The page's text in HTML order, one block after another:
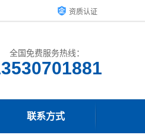
资质认证
全国免费服务热线：
联系方式